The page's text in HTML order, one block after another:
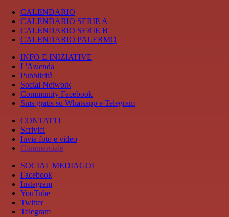
CALENDARIO
CALENDARIO SERIE A
CALENDARIO SERIE B
CALENDARIO PALERMO
INFO E INIZIATIVE
L'Azienda
Pubblicità
Social Network
Community Facebook
Sms gratis su Whatsapp e Telegram
CONTATTI
Scrivici
Invia foto e video
Commerciale
SOCIAL MEDIAGOL
Facebook
Instagram
YouTube
Twitter
Telegram